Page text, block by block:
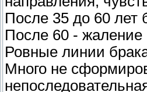
После 35 до 60 лет
После 60 - жаление
Ровные линии
Много не